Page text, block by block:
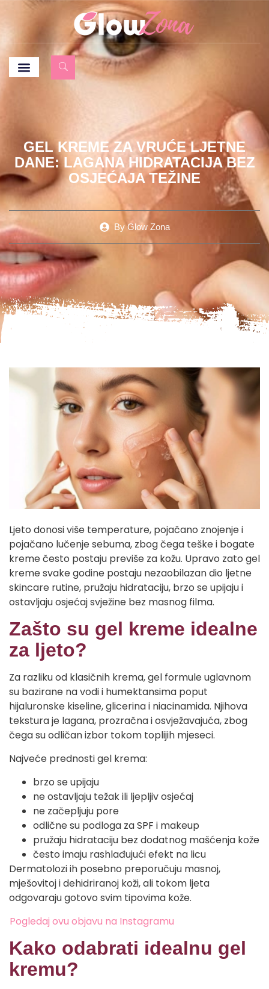
GEL KREME ZA VRUĆE LJETNE
DANE: LAGANA HIDRATACIJA BEZ
OSJEĆAJA TEŽINE
ByGlow Zona
Ljeto donosi više temperature, pojačano znojenje i
pojačano lučenje sebuma, zbog čega teške i bogate
kreme često postaju previše za kožu. Upravo zato gel
kreme svake godine postaju nezaobilazan dio ljetne
skincare rutine, pružaju hidrataciju, brzo se upijaju i
ostavljaju osjećaj svježine bez masnog filma.
Zašto su gel kreme idealne
za ljeto?
Za razliku od klasičnih krema, gel formule uglavnom
su bazirane na vodi i humektansima poput
hijaluronske kiseline, glicerina i niacinamida. Njihova
tekstura je lagana, prozračna i osvježavajuća, zbog
čega su odličan izbor tokom toplijih mjeseci.
Najveće prednosti gel krema:
brzo se upijaju
ne ostavljaju težak ili ljepljiv osjećaj
ne začepljuju pore
odlične su podloga za SPF i makeup
pružaju hidrataciju bez dodatnog mašćenja kože
često imaju rashlađujući efekt na licu
Dermatolozi ih posebno preporučuju masnoj,
mješovitoj i dehidriranoj koži, ali tokom ljeta
odgovaraju gotovo svim tipovima kože.
Pogledaj ovu objavu na Instagramu
Kako odabrati idealnu gel
kremu?